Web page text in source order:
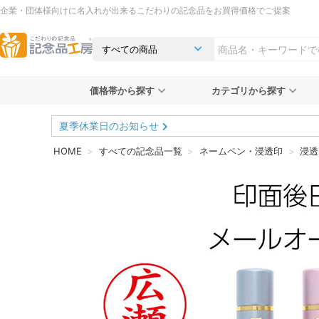
企業・団体様向けに名入れが出来るこだわりの記念品をお買得価格でご提案
価格帯から探す カテゴリから探す
夏季休業日のお知らせ
HOME すべての記念品一覧 ネームペン・浸透印 浸